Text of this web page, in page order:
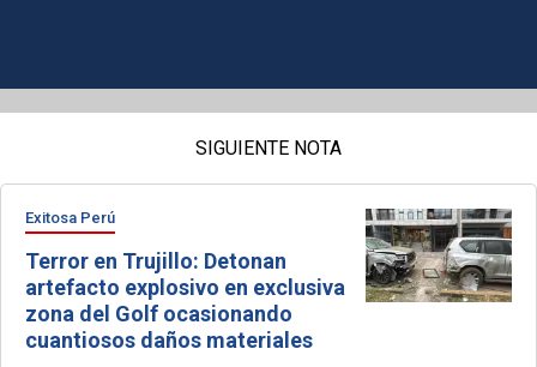
SIGUIENTE NOTA
Exitosa Perú
Terror en Trujillo: Detonan
artefacto explosivo en exclusiva
zona del Golf ocasionando
cuantiosos daños materiales